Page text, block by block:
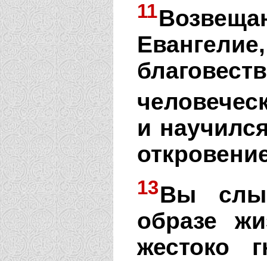
11
и
13Вы
образе
жестоко